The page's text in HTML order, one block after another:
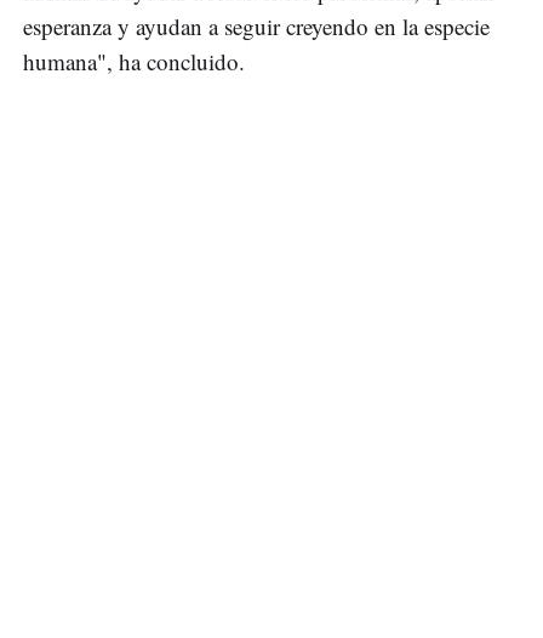
esperanza y ayudan a seguir creyendo en la especie
humana", ha concluido.